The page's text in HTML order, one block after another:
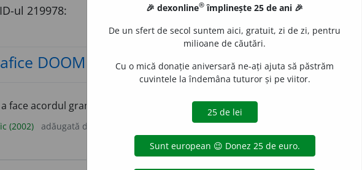
ul 219978:
DOOM
face acordul gramatical) vb., ind. prez. 1 sg.acord,3 sg. și pl.
(2002) adăugată de
🎉 dexonline® împlinește 25 de ani 🎉
De un sfert de secol suntem aici, gratuit, zi de zi, pentru
milioane de căutări.
Cu o mică donație aniversară ne-ați ajuta să păstrăm
cuvintele la îndemâna tuturor și pe viitor.